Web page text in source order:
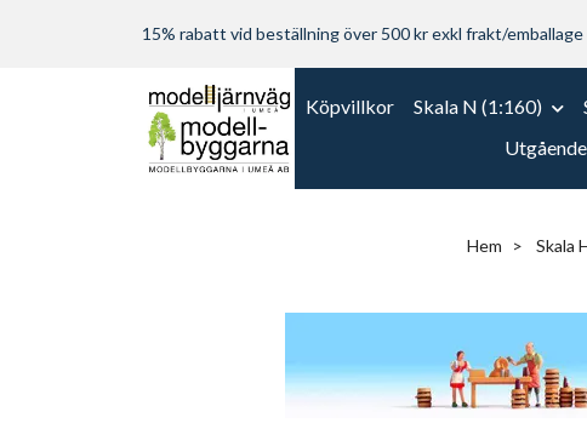
15% rabatt vid beställning över 500 kr exkl frakt/
Köpvillkor Skala N (1:160)
Hem Skala